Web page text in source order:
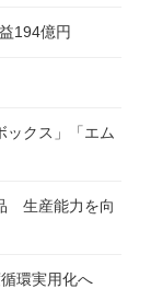
194億円
クス」「エム
生産能力を向
環実用化へ